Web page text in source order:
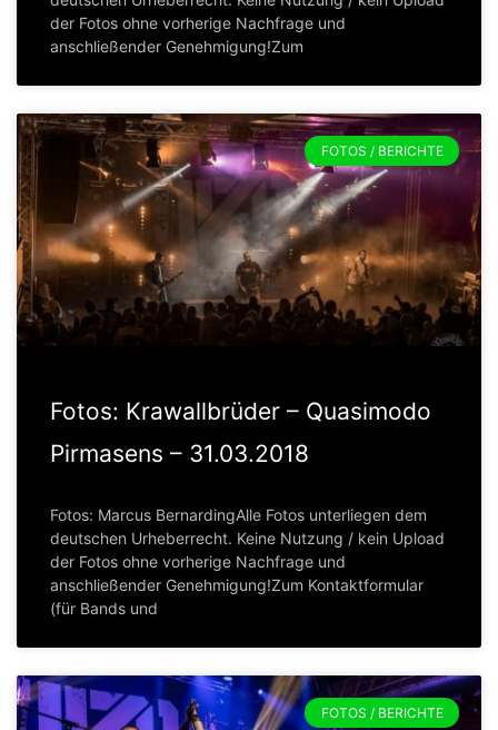
der Fotos ohne vorherige Nachfrage und
anschließender Genehmigung!Zum
FOTOS / BERICHTE
Fotos: Krawallbrüder – Quasimodo
Pirmasens – 31.03.2018
Fotos: Marcus BernardingAlle Fotos unterliegen dem
deutschen Urheberrecht. Keine Nutzung / kein Upload
der Fotos ohne vorherige Nachfrage und
anschließender Genehmigung!Zum Kontaktformular
(für Bands und
FOTOS / BERICHTE